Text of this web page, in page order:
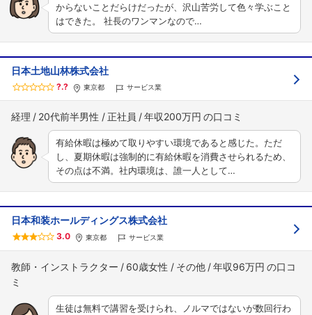
からないことだらけだったが、沢山苦労して色々学ぶこと
はできた。 社長のワンマンなので…
日本土地山林株式会社
?.? 東京都 サービス業
経理 20代前半男性 正社員 年収200万円
有給休暇は極めて取りやすい環境であると感じた。ただ
し、夏期休暇は強制的に有給休暇を消費させられるため、
その点は不満。社内環境は、誰一人として…
日本和装ホールディングス株式会社
3.0 東京都 サービス業
教師・インストラクター 60歳女性 その他 年収96万円
生徒は無料で講習を受けられ、ノルマではないが数回行わ